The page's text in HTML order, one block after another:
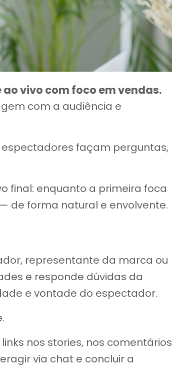
vivo com foco em vendas.
com a audiência e
façam perguntas,
final: enquanto a primeira foca
de forma natural e envolvente.
representante da marca ou
e responde dúvidas da
e vontade do espectador.
nos stories, nos comentários
via chat e concluir a